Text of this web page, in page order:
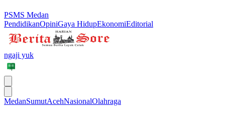
PSMS Medan
PendidikanOpiniGaya HidupEkonomiEditorial
ngaji yuk
MedanSumutAcehNasionalOlahraga